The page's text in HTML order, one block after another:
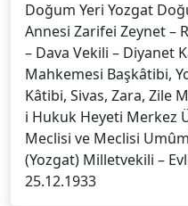
Doğum Yeri Yozgat
Annesi Zarifei Zeynet –
– Dava Vekili – Diyanet
Mahkemesi Başkâtibi,
Kâtibi, Sivas, Zara, Zile
i Hukuk Heyeti Merkez
Meclisi ve Meclisi
(Yozgat) Milletvekili –
25.12.1933